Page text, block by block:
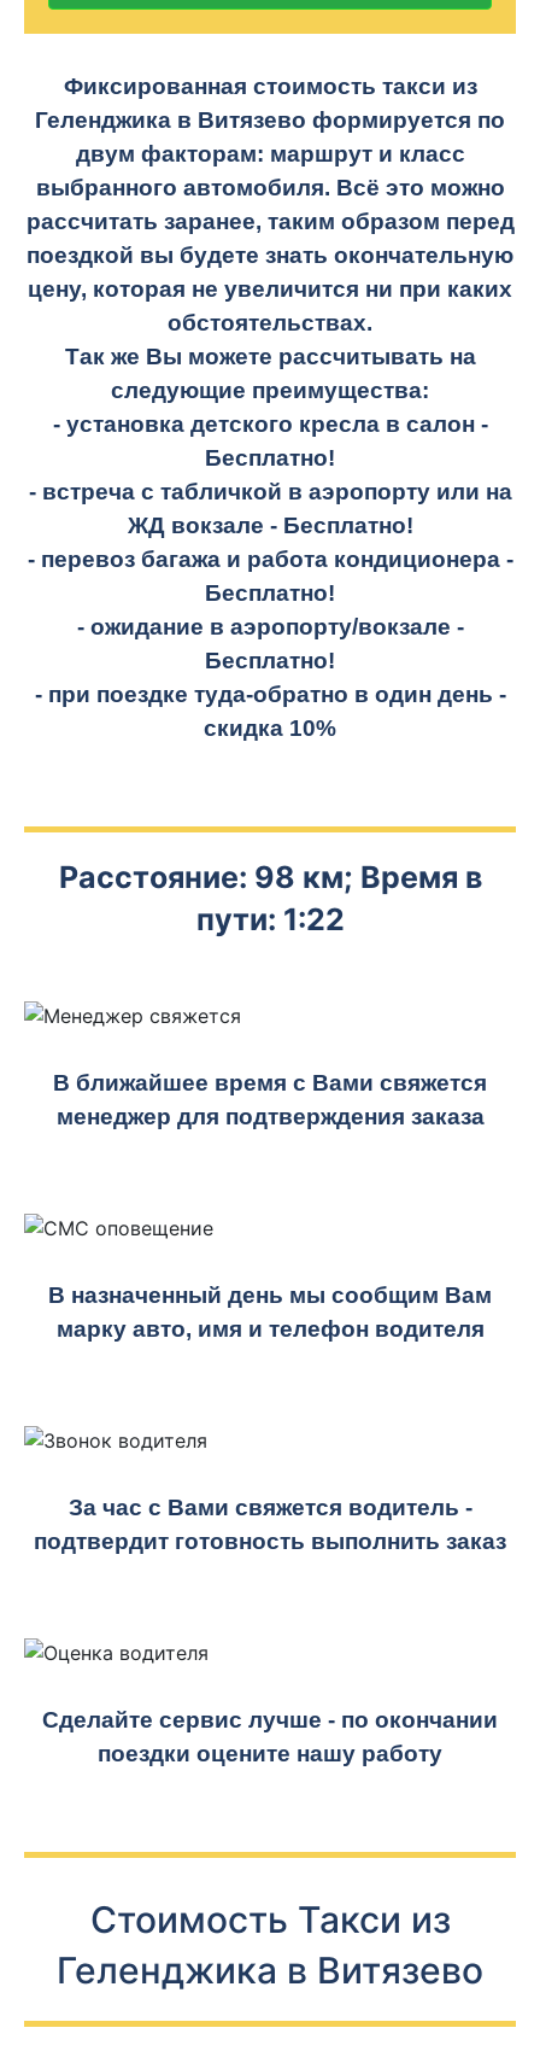
Фиксированная стоимость такси из
Геленджика в Витязево формируется по
двум факторам: маршрут и класс
выбранного автомобиля. Всё это можно
рассчитать заранее, таким образом перед
поездкой вы будете знать окончательную
цену, которая не увеличится ни при каких
обстоятельствах.
Так же Вы можете рассчитывать на
следующие преимущества:
- установка детского кресла в салон -
Бесплатно!
- встреча с табличкой в аэропорту или на
ЖД вокзале - Бесплатно!
- перевоз багажа и работа кондиционера -
Бесплатно!
- ожидание в аэропорту/вокзале -
Бесплатно!
- при поездке туда-обратно в один день -
скидка 10%
Расстояние: 98 км; Время в
пути: 1:22
В ближайшее время с Вами свяжется
менеджер для подтверждения заказа
В назначенный день мы сообщим Вам
марку авто, имя и телефон водителя
За час с Вами свяжется водитель -
подтвердит готовность выполнить заказ
Сделайте сервис лучше - по окончании
поездки оцените нашу работу
Стоимость Такси из
Геленджика в Витязево